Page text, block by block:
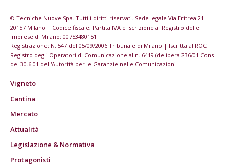
© Tecniche Nuove Spa. Tutti i diritti riservati. Sede legale Via Eritrea 21 -
20157 Milano | Codice fiscale, Partita IVA e Iscrizione al Registro delle
imprese di Milano: 00753480151
Registrazione: N. 547 del 05/09/2006 Tribunale di Milano | Iscritta al ROC
Registro degli Operatori di Comunicazione al n. 6419 (delibera 236/01 Cons
del 30.6.01 dell'Autorità per le Garanzie nelle Comunicazioni
Vigneto
Cantina
Mercato
Attualità
Legislazione & Normativa
Protagonisti